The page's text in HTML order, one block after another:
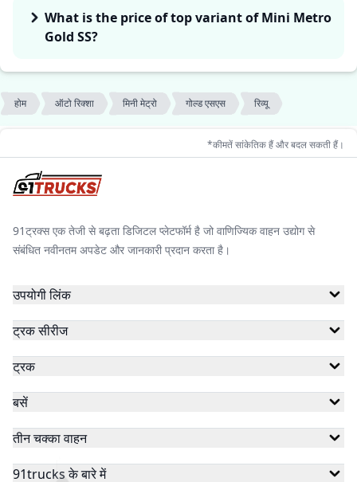
What is the price of top variant of Mini Metro
Gold SS?
होम ऑटो रिक्शा मिनी मेट्रो गोल्ड एसएस रिव्यू
*कीमतें सांकेतिक हैं और बदल सकती हैं।
91ट्रक्स एक तेजी से बढ़ता डिजिटल प्लेटफॉर्म है जो वाणिज्यिक वाहन उद्योग से
संबंधित नवीनतम अपडेट और जानकारी प्रदान करता है।
उपयोगी लिंक
ट्रक सीरीज
ट्रक
बसें
तीन चक्का वाहन
91trucks के बारे में